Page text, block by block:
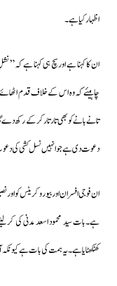
اظہار کیا ہے۔
ان کا کہنا ہے اور سچ ہی کہنا ہے کہ ”
چاہیئے کہ وہ اس کے خلاف قدم
تانے بانے کو بھی تار تار کرکے رکھ
دعوت دی ہے جو انہیں نسل کشی کی
ان فوجی افسران اور بیورو کریٹس کو
ہے۔بات سید محمود اسعد مدنی کی
کھٹکھٹایا ہے۔یہ ہمت کی بات ہے